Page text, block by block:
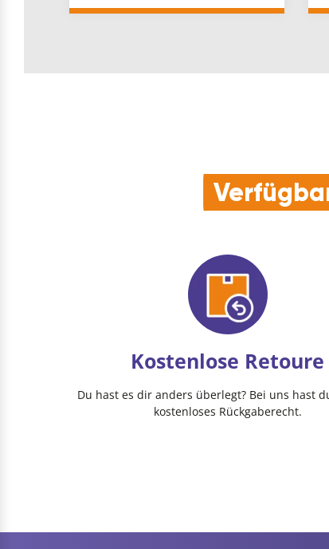
Kostenlose Retoure
Du hast es dir anders überlegt? Bei uns hast
kostenloses Rückgaberecht.